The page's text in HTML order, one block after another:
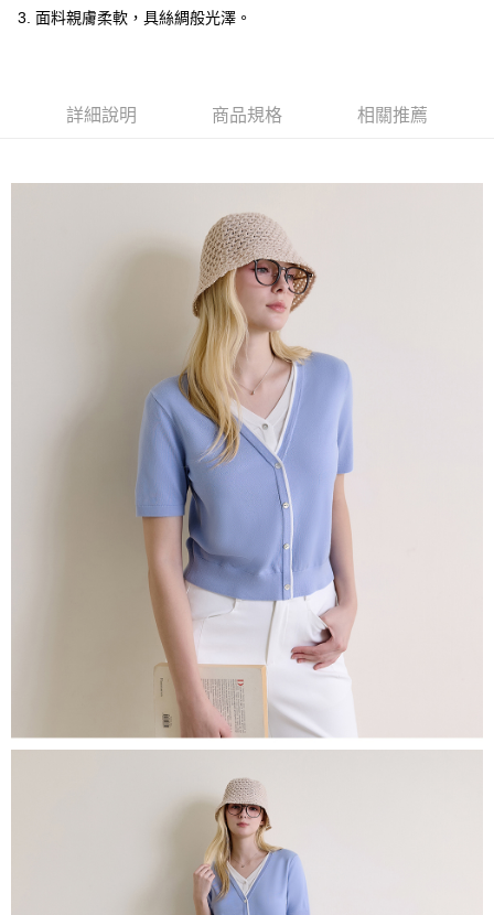
付款後全家取貨
每筆NT$60，滿NT$1,500(含以上)免運費
每筆NT$60，滿NT$1,500(含以上)免運費
每筆NT$60，滿NT$1,500(含以上)免運費
每筆NT$60，滿NT$1,500(含以上)免運費
每筆NT$90，滿NT$1,500(含以上)免運費
每筆NT$225，滿NT$1,500(含以上)免運費
3. 面料親膚柔軟，具絲綢般光澤。
詳細說明 商品規格 相關推薦